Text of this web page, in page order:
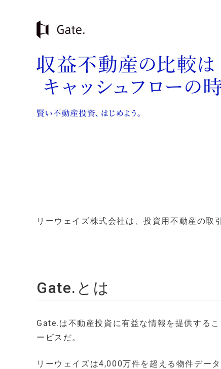
リーウェイズ株式会社は、投資用不動産の取
Gate.とは
Gate.は不動産投資に有益な情報を提供する
ービスだ。
リーウェイズは4,000万件を超える物件デー